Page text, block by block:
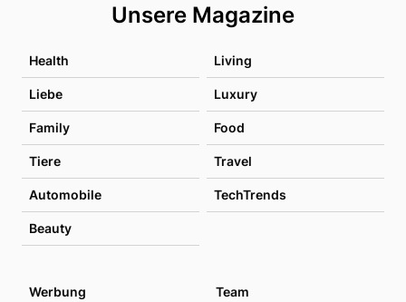
Unsere Magazine
Health Living
Liebe Luxury
Family Food
Tiere Travel
Automobile TechTrends
Beauty
Werbung
Team